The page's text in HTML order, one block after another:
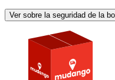
Ver sobre la seguridad de la